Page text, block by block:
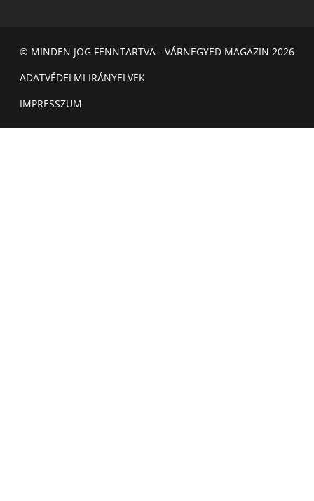
© MINDEN JOG FENNTARTVA - VÁRNEGYED MAGAZIN 2026
ADATVÉDELMI IRÁNYELVEK
IMPRESSZUM